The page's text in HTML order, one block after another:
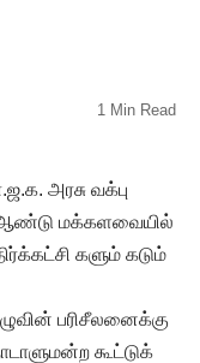
1 Min Read
அரசு வக்பு
ஆண்டு மக்களவையில்
களும் கடும்
பரிசீலனைக்கு
கூட்டுக்